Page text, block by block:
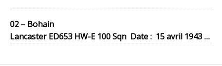
02 – Bohain
Lancaster ED653 HW-E 100 Sqn Date : 15 avril 1943 …